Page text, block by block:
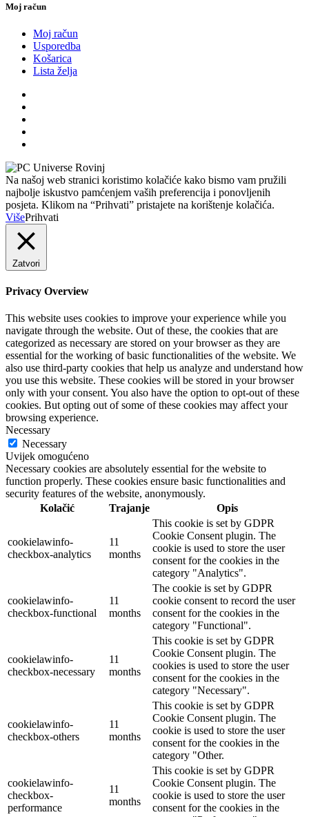
Moj račun
Moj račun
Usporedba
Košarica
Lista želja
Na našoj web stranici koristimo kolačiće kako bismo vam pružili
najbolje iskustvo pamćenjem vaših preferencija i ponovljenih
posjeta. Klikom na “Prihvati” pristajete na korištenje kolačića.
VišePrihvati
Zatvori
Privacy Overview
This website uses cookies to improve your experience while you
navigate through the website. Out of these, the cookies that are
categorized as necessary are stored on your browser as they are
essential for the working of basic functionalities of the website. We
also use third-party cookies that help us analyze and understand how
you use this website. These cookies will be stored in your browser
only with your consent. You also have the option to opt-out of these
cookies. But opting out of some of these cookies may affect your
browsing experience.
Necessary
Necessary
Uvijek omogućeno
Necessary cookies are absolutely essential for the website to
function properly. These cookies ensure basic functionalities and
security features of the website, anonymously.
Kolačić
Trajanje Opis
cookielawinfo-
checkbox-analytics
11
months
This cookie is set by GDPR
Cookie Consent plugin. The
cookie is used to store the user
consent for the cookies in the
category "Analytics".
cookielawinfo-
checkbox-functional
11
months
The cookie is set by GDPR
cookie consent to record the user
consent for the cookies in the
category "Functional".
cookielawinfo-
checkbox-necessary
11
months
This cookie is set by GDPR
Cookie Consent plugin. The
cookies is used to store the user
consent for the cookies in the
category "Necessary".
cookielawinfo-
checkbox-others
11
months
This cookie is set by GDPR
Cookie Consent plugin. The
cookie is used to store the user
consent for the cookies in the
category "Other.
cookielawinfo-
checkbox-
performance
11
months
This cookie is set by GDPR
Cookie Consent plugin. The
cookie is used to store the user
consent for the cookies in the